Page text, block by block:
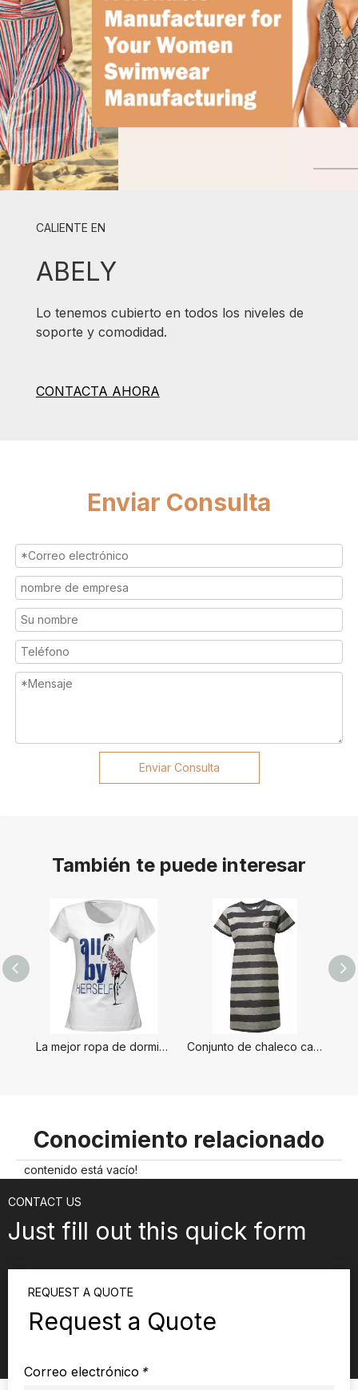
CALIENTE EN
ABELY
Lo tenemos cubierto en todos los niveles de
soporte y comodidad.
CONTACTA AHORA
Enviar Consulta
Enviar Consulta
También te puede interesar
La mejor ropa de dormir para mujer Conjunto de chaleco caliente para damas
Conocimiento relacionado
contenido está vacío!
CONTACT US
Just fill out this quick form
REQUEST A QUOTE
Request a Quote
*
Correo electrónico